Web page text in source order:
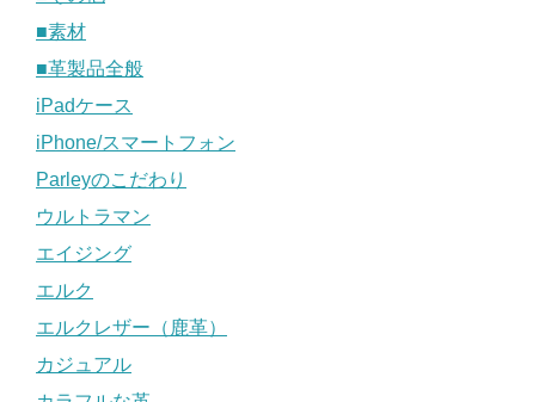
■素材
■革製品全般
iPadケース
iPhone/スマートフォン
Parleyのこだわり
ウルトラマン
エイジング
エルク
エルクレザー（鹿革）
カジュアル